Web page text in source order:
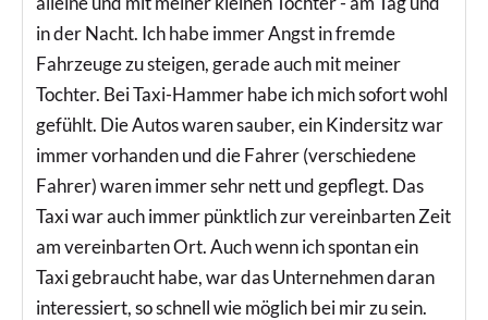
in der Nacht. Ich habe immer Angst in fremde
Fahrzeuge zu steigen, gerade auch mit meiner
Tochter. Bei Taxi-Hammer habe ich mich sofort wohl
gefühlt. Die Autos waren sauber, ein Kindersitz war
immer vorhanden und die Fahrer (verschiedene
Fahrer) waren immer sehr nett und gepflegt. Das
Taxi war auch immer pünktlich zur vereinbarten Zeit
am vereinbarten Ort. Auch wenn ich spontan ein
Taxi gebraucht habe, war das Unternehmen daran
interessiert, so schnell wie möglich bei mir zu sein.